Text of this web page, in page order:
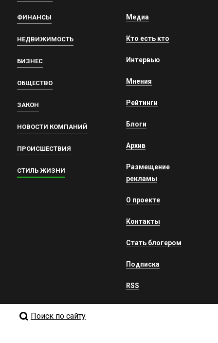
ФИНАНСЫ
НЕДВИЖИМОСТЬ
БИЗНЕС
ОБЩЕСТВО
ЗАКОН
НОВОСТИ КОМПАНИЙ
ПРОИСШЕСТВИЯ
СТИЛЬ ЖИЗНИ
Медиа
Кто есть кто
Интервью
Мнения
Рейтинги
Блоги
Архив
Размещение
рекламы
О проекте
Контакты
Стать блогером
Подписка
RSS
Поиск по сайту